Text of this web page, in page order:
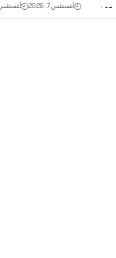
أغسطس 7, 2026 أغسطس 7,